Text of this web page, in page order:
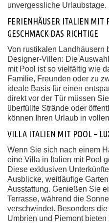
unvergessliche Urlaubstage.
FERIENHÄUSER ITALIEN MIT
GESCHMACK DAS RICHTIGE
Von rustikalen Landhäusern
Designer-Villen: Die
mit Pool ist so vielfältig wie
Familie, Freunden oder zu
ideale Basis für einen
direkt vor der Tür müssen
überfüllte Strände oder
können Ihren Urlaub in
VILLA ITALIEN MIT POOL –
Wenn Sie sich nach einem
eine Villa in Italien mit Pool
Diese exklusiven
Ausblicke, weitläufige
Ausstattung. Genießen Sie
Terrasse, während die
verschwindet. Besonders
Umbrien und Piemont